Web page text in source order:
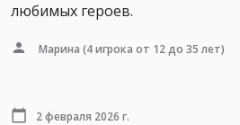
любимых героев.
Марина (4 игрока от 12 до 35 лет)
2 февраля 2026 г.